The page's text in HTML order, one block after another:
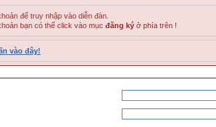
để truy nhập vào diễn đàn.
bạn có thể click vào mục đăng ký ở phía trên !
vào đây!